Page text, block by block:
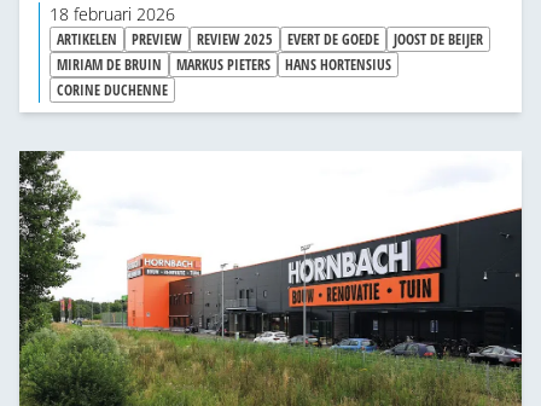
projecten in 2025, wel of geen focus op e-
commerce, nieuwe winkels en de verwachtingen
voor 2026.
18 februari 2026
ARTIKELEN PREVIEW REVIEW 2025 EVERT DE GOEDE
JOOST DE BEIJER
MIRIAM DE BRUIN
MARKUS PIETERS
HANS HORTENSIUS
CORINE DUCHENNE